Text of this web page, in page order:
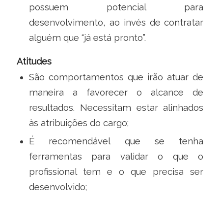
possuem potencial para
desenvolvimento, ao invés de contratar
alguém que “já está pronto”.
Atitudes
São comportamentos que irão atuar de
maneira a favorecer o alcance de
resultados. Necessitam estar alinhados
às atribuições do cargo;
É recomendável que se tenha
ferramentas para validar o que o
profissional tem e o que precisa ser
desenvolvido;